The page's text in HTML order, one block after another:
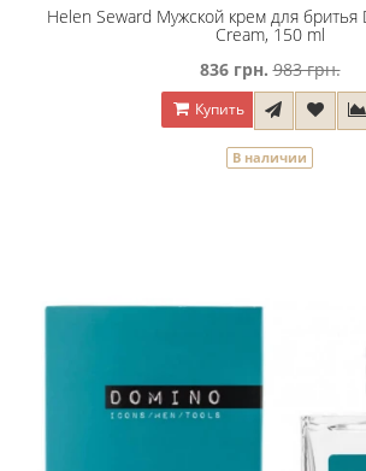
Helen Seward Мужской крем для бритья
Cream, 150 ml
836 грн. 983 грн.
Купить
В наличии